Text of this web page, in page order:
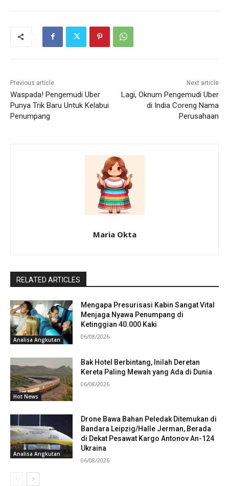
Previous article
Waspada! Pengemudi Uber
Punya Trik Baru Untuk Kelabui
Penumpang
Next article
Lagi, Oknum Pengemudi Uber
di India Coreng Nama
Perusahaan
Maria Okta
RELATED ARTICLES
Analisa Angkutan
Mengapa Presurisasi Kabin Sangat Vital
Menjaga Nyawa Penumpang di
Ketinggian 40.000 Kaki
06/08/2026
Hot News
Bak Hotel Berbintang, Inilah Deretan
Kereta Paling Mewah yang Ada di Dunia
06/08/2026
Analisa Angkutan
Drone Bawa Bahan Peledak Ditemukan di
Bandara Leipzig/Halle Jerman, Berada
di Dekat Pesawat Kargo Antonov An-124
Ukraina
06/08/2026